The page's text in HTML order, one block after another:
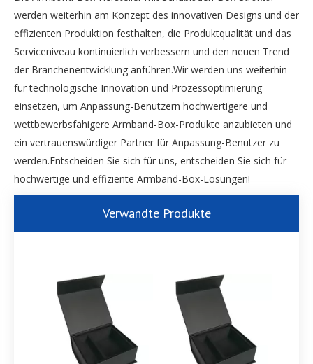
werden weiterhin am Konzept des innovativen Designs und der
effizienten Produktion festhalten, die Produktqualität und das
Serviceniveau kontinuierlich verbessern und den neuen Trend
der Branchenentwicklung anführen.Wir werden uns weiterhin
für technologische Innovation und Prozessoptimierung
einsetzen, um Anpassung-Benutzern hochwertigere und
wettbewerbsfähigere Armband-Box-Produkte anzubieten und
ein vertrauenswürdiger Partner für Anpassung-Benutzer zu
werden.Entscheiden Sie sich für uns, entscheiden Sie sich für
hochwertige und effiziente Armband-Box-Lösungen!
Verwandte Produkte